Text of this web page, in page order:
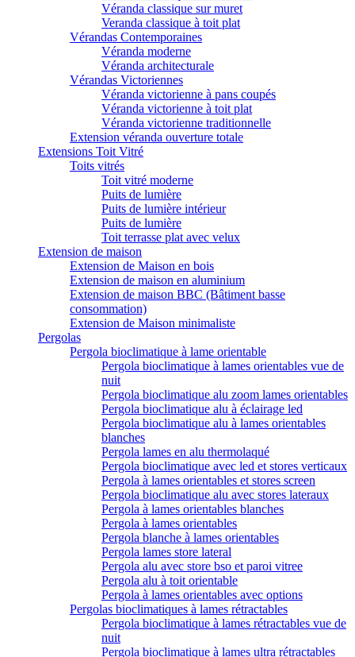
Véranda classique sur muret
Veranda classique à toit plat
Vérandas Contemporaines
Véranda moderne
Véranda architecturale
Vérandas Victoriennes
Véranda victorienne à pans coupés
Véranda victorienne à toit plat
Véranda victorienne traditionnelle
Extension véranda ouverture totale
Extensions Toit Vitré
Toits vitrés
Toit vitré moderne
Puits de lumière
Puits de lumière intérieur
Puits de lumière
Toit terrasse plat avec velux
Extension de maison
Extension de Maison en bois
Extension de maison en aluminium
Extension de maison BBC (Bâtiment basse
consommation)
Extension de Maison minimaliste
Pergolas
Pergola bioclimatique à lame orientable
Pergola bioclimatique à lames orientables vue de
nuit
Pergola bioclimatique alu zoom lames orientables
Pergola bioclimatique alu à éclairage led
Pergola bioclimatique alu à lames orientables
blanches
Pergola lames en alu thermolaqué
Pergola bioclimatique avec led et stores verticaux
Pergola à lames orientables et stores screen
Pergola bioclimatique alu avec stores lateraux
Pergola à lames orientables blanches
Pergola à lames orientables
Pergola blanche à lames orientables
Pergola lames store lateral
Pergola alu avec store bso et paroi vitree
Pergola alu à toit orientable
Pergola à lames orientables avec options
Pergolas bioclimatiques à lames rétractables
Pergola bioclimatique à lames rétractables vue de
nuit
Pergola bioclimatique à lames ultra rétractables